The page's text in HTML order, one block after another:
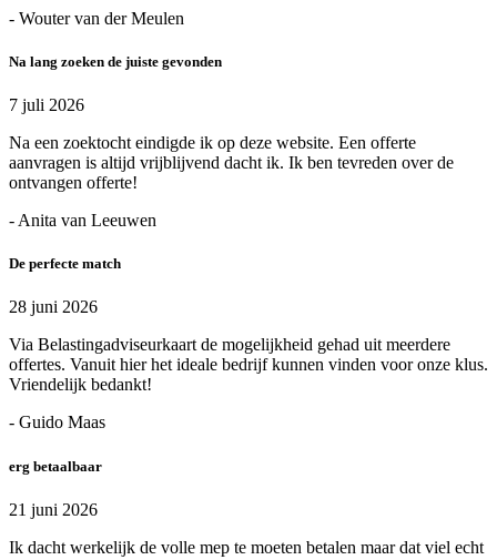
- Wouter van der Meulen
Na lang zoeken de juiste gevonden
7 juli 2026
Na een zoektocht eindigde ik op deze website. Een offerte
aanvragen is altijd vrijblijvend dacht ik. Ik ben tevreden over de
ontvangen offerte!
- Anita van Leeuwen
De perfecte match
28 juni 2026
Via Belastingadviseurkaart de mogelijkheid gehad uit meerdere
offertes. Vanuit hier het ideale bedrijf kunnen vinden voor onze klus.
Vriendelijk bedankt!
- Guido Maas
erg betaalbaar
21 juni 2026
Ik dacht werkelijk de volle mep te moeten betalen maar dat viel echt